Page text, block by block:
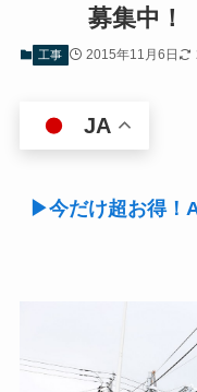
募集中！
工事 2015年11月6日
JA
▶今だけ超お得！